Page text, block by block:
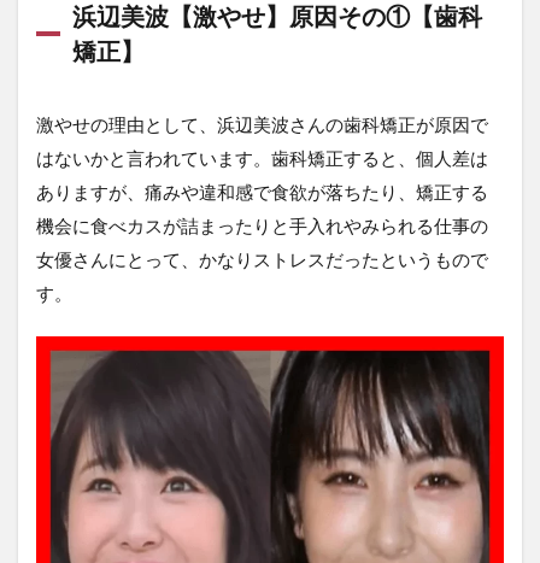
浜辺美波【激やせ】原因その①【歯科
矯正】
激やせの理由として、浜辺美波さんの歯科矯正が原因で
はないかと言われています。歯科矯正すると、個人差は
ありますが、痛みや違和感で食欲が落ちたり、矯正する
機会に食べカスが詰まったりと手入れやみられる仕事の
女優さんにとって、かなりストレスだったというもので
す。